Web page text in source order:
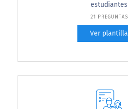
estudiantes
21 PREGUNTAS
Ver plantilla